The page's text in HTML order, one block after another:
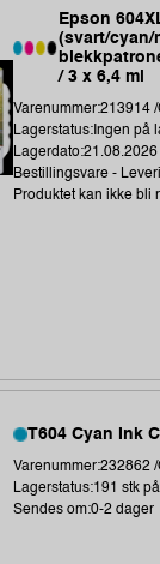
Epson
(svart/cyan/
/ 3 x 6,4 ml
Varenummer:213914
Lagerstatus:Ingen på
Lagerdato:21.08.2026
Bestillingsvare -
Produktet kan ikke bli
T604 Cyan Ink
Varenummer:232862
Lagerstatus:191 stk
Sendes om:0-2 dager